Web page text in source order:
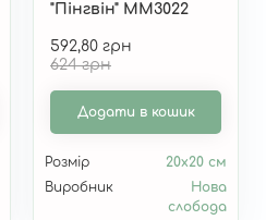
"Пінгвін" ММ3022
592,80 грн
624 грн
Додати в кошик
Розмір
20х20 см
Виробник
Нова
слобода